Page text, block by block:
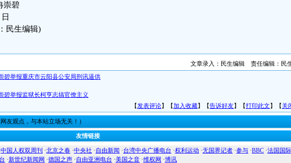
崇碧
民生编辑)
文章录入：民生编辑 责任编辑：民
碧举报重庆市云阳县公安局刑讯逼供
碧举报监狱长柯亨志搞官僚主义
【发表评论】【加入收藏】【告诉好友】【打印此文 】【 关
友观点，与本站立场无关！）
友情链接
中国人权双周刊 ·北京之春 ·中央社 ·自由新闻 ·台湾中央广播电台 ·权利运动 ·无国界记者 ·参与 ·BBC ·法国国
台 ·新世纪新闻网 ·德国之声 ·自由亚洲电台 ·美国之音 ·维权网 ·博讯